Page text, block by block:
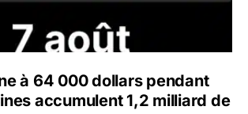
à 64 000 dollars pendant
accumulent 1,2 milliard de